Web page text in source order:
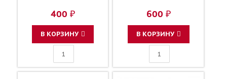
400 ₽
В КОРЗИНУ
600 ₽
В КОРЗИНУ